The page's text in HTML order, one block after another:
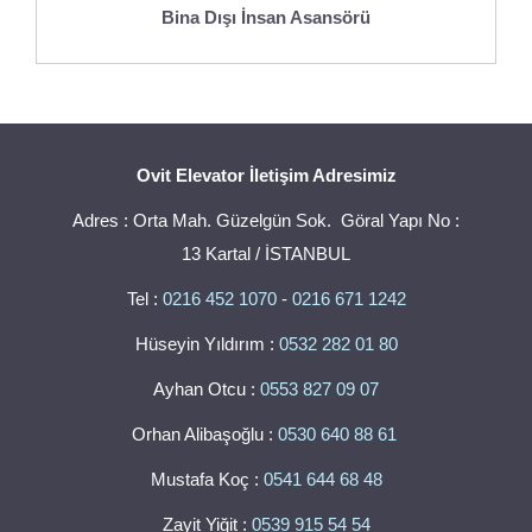
Bina Dışı İnsan Asansörü
Ovit Elevator İletişim Adresimiz
Adres : Orta Mah. Güzelgün Sok. Göral Yapı No :
13 Kartal / İSTANBUL
Tel : 0216 452 1070- 0216 671 1242
Hüseyin Yıldırım : 0532 282 01 80
Ayhan Otcu : 0553 827 09 07
Orhan Alibaşoğlu : 0530 640 88 61
Mustafa Koç : 0541 644 68 48
Zayit Yiğit : 0539 915 54 54